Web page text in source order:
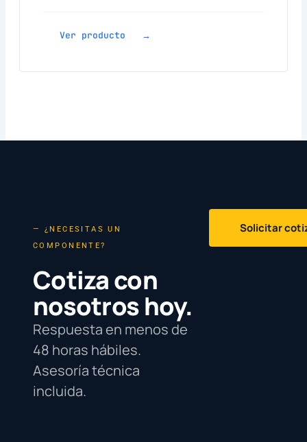
Ver producto →
— ¿NECESITAS UN
COMPONENTE?
Cotiza con
nosotros hoy.
Respuesta en menos de
48 horas hábiles.
Asesoría técnica
incluida.
Solicitar